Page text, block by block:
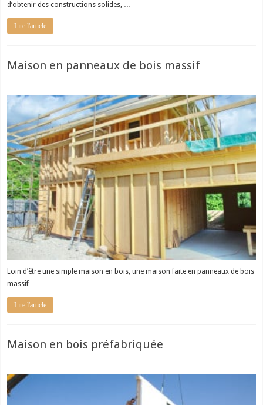
d’obtenir des constructions solides, …
Lire l'article
Maison en panneaux de bois massif
Loin d’être une simple maison en bois, une maison faite en panneaux de bois
massif …
Lire l'article
Maison en bois préfabriquée